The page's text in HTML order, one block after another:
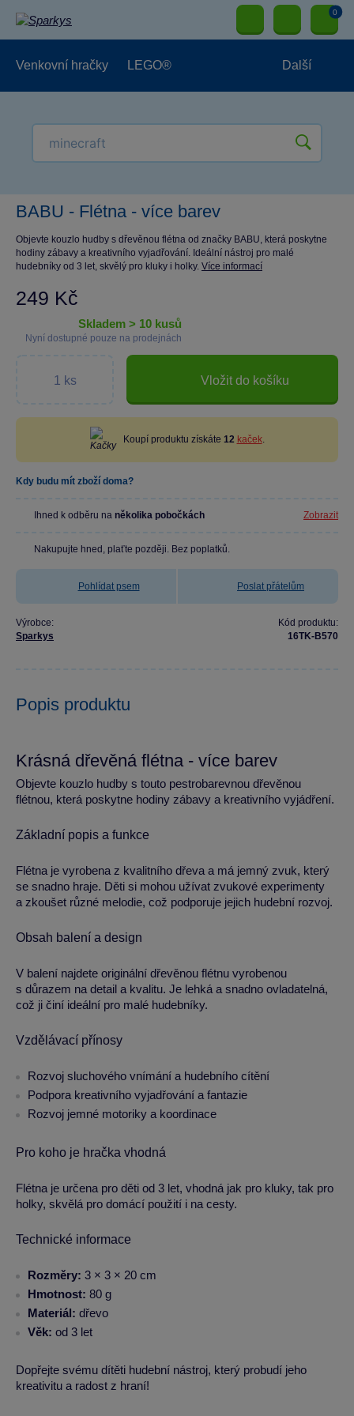
0
Venkovní hračky LEGO® Další
BABU - Flétna - více barev
Objevte kouzlo hudby s dřevěnou flétna od značky BABU, která poskytne
hodiny zábavy a kreativního vyjadřování. Ideální nástroj pro malé
hudebníky od 3 let, skvělý pro kluky i holky. Více informací
249 Kč
skladem > 10 kusů
Nyní dostupné pouze na prodejnách
Vložit do košíku
Koupí produktu získáte 12 kaček.
Kdy budu mít zboží doma?
Ihned k odběru na několika pobočkách Zobrazit
Nakupujte hned, plaťte později. Bez poplatků.
Pohlídat psem Poslat přátelům
Výrobce:
Sparkys
Kód produktu:
16TK-B570
Popis produktu
Krásná dřevěná flétna - více barev
Objevte kouzlo hudby s touto pestrobarevnou dřevěnou
flétnou, která poskytne hodiny zábavy a kreativního vyjádření.
Základní popis a funkce
Flétna je vyrobena z kvalitního dřeva a má jemný zvuk, který
se snadno hraje. Děti si mohou užívat zvukové experimenty
a zkoušet různé melodie, což podporuje jejich hudební rozvoj.
Obsah balení a design
V balení najdete originální dřevěnou flétnu vyrobenou
s důrazem na detail a kvalitu. Je lehká a snadno ovladatelná,
což ji činí ideální pro malé hudebníky.
Vzdělávací přínosy
Rozvoj sluchového vnímání a hudebního cítění
Podpora kreativního vyjadřování a fantazie
Rozvoj jemné motoriky a koordinace
Pro koho je hračka vhodná
Flétna je určena pro děti od 3 let, vhodná jak pro kluky, tak pro
holky, skvělá pro domácí použití i na cesty.
Technické informace
Rozměry: 3 × 3 × 20 cm
Hmotnost: 80 g
Materiál: dřevo
Věk: od 3 let
Dopřejte svému dítěti hudební nástroj, který probudí jeho
kreativitu a radost z hraní!